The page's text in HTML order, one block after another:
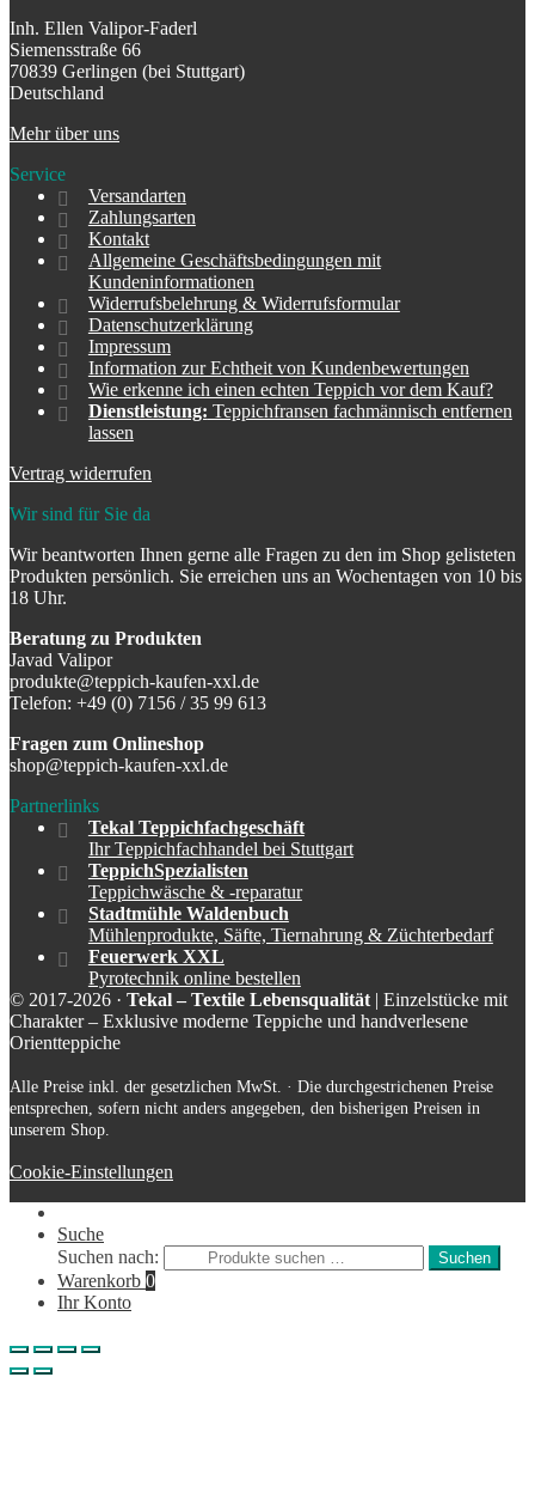
Inh. Ellen Valipor-Faderl
Siemensstraße 66
70839 Gerlingen (bei Stuttgart)
Deutschland
Mehr über uns
Service
Versandarten
Zahlungsarten
Kontakt
Allgemeine Geschäftsbedingungen mit
Kundeninformationen
Widerrufsbelehrung & Widerrufsformular
Datenschutzerklärung
Impressum
Information zur Echtheit von Kundenbewertungen
Wie erkenne ich einen echten Teppich vor dem Kauf?
Dienstleistung: Teppichfransen fachmännisch entfernen
lassen
Vertrag widerrufen
Wir sind für Sie da
Wir beantworten Ihnen gerne alle Fragen zu den im Shop gelisteten
Produkten persönlich. Sie erreichen uns an Wochentagen von 10 bis
18 Uhr.
Beratung zu Produkten
Javad Valipor
produkte@teppich-kaufen-xxl.de
Telefon: +49 (0) 7156 / 35 99 613
Fragen zum Onlineshop
shop@teppich-kaufen-xxl.de
Partnerlinks
Tekal Teppichfachgeschäft
Ihr Teppichfachhandel bei Stuttgart
TeppichSpezialisten
Teppichwäsche & -reparatur
Stadtmühle Waldenbuch
Mühlenprodukte, Säfte, Tiernahrung & Züchterbedarf
Feuerwerk XXL
Pyrotechnik online bestellen
© 2017-2026 · Tekal – Textile Lebensqualität | Einzelstücke mit
Charakter – Exklusive moderne Teppiche und handverlesene
Orientteppiche
Alle Preise inkl. der gesetzlichen MwSt. · Die durchgestrichenen Preise
entsprechen, sofern nicht anders angegeben, den bisherigen Preisen in
unserem Shop.
Cookie-Einstellungen
Suche
Suchen nach:
Suchen
Warenkorb 0
Ihr Konto